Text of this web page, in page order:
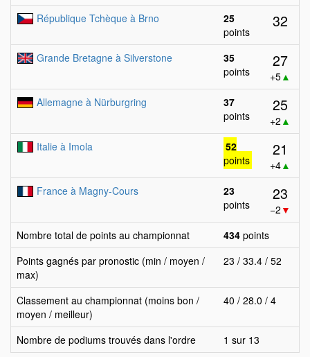
République Tchèque à Brno
25
points
32
Grande Bretagne à Silverstone
35
points
27
+5▲
Allemagne à Nürburgring
37
points
25
+2 ▲
Italie à Imola
52
points
21
+4▲
France à Magny-Cours
23
points
23
−2 ▼
Nombre total de points au championnat
434 points
Points gagnés par pronostic (min / moyen /
max)
23 / 33.4 / 52
Classement au championnat (moins bon /
moyen / meilleur)
40 / 28.0 / 4
Nombre de podiums trouvés dans l'ordre 1 sur 13